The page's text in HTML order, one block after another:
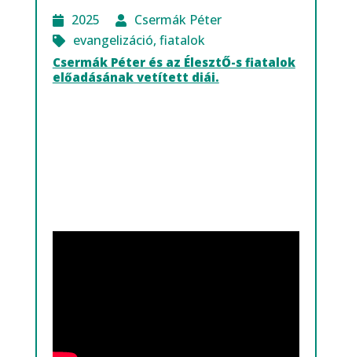
2025
Csermák Péter
evangelizáció, fiatalok
Csermák Péter és az ÉlesztŐ-s fiatalok
előadásának vetített diái.